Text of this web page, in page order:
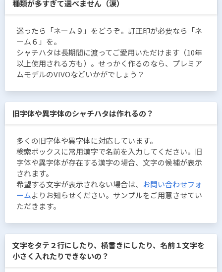
種類が多すぎて選べません（涙）
迷ったら「ネーム９」をどうぞ。訂正印が必要なら「ネ
ーム６」を。
シャチハタは長期間に渡ってご愛用いただけます（10年
以上使用される方も）。せっかく作るのなら、プレミア
ムモデルのVIVOなどいかがでしょう？
旧字体や異字体のシャチハタは作れるの？
多くの旧字体や異字体に対応しています。
検索ボックスに常用漢字で名前を入力してください。旧
字体や異字体が存在する漢字の場合、文字の候補が表示
されます。
希望する文字が表示されない場合は、 お問い合わせフォ
ームよりお知らせください。サンプルをご用意させてい
ただきます。
文字をタテ２行にしたり、横書きにしたり、名前１文字を
小さく入れたりできないの？